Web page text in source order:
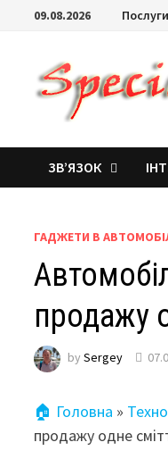
09.08.2026
ЗВ’ЯЗОК
ГАДЖЕТИ В
продажу
bySergey
🏠 Головна »
продажу одне